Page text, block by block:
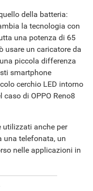
della batteria:
la tecnologia con
una potenza di 65
usare un caricatore da
piccola differenza
smartphone
cerchio LED intorno
di OPPO Reno8
utilizzati anche per
una telefonata, un
nelle applicazioni in